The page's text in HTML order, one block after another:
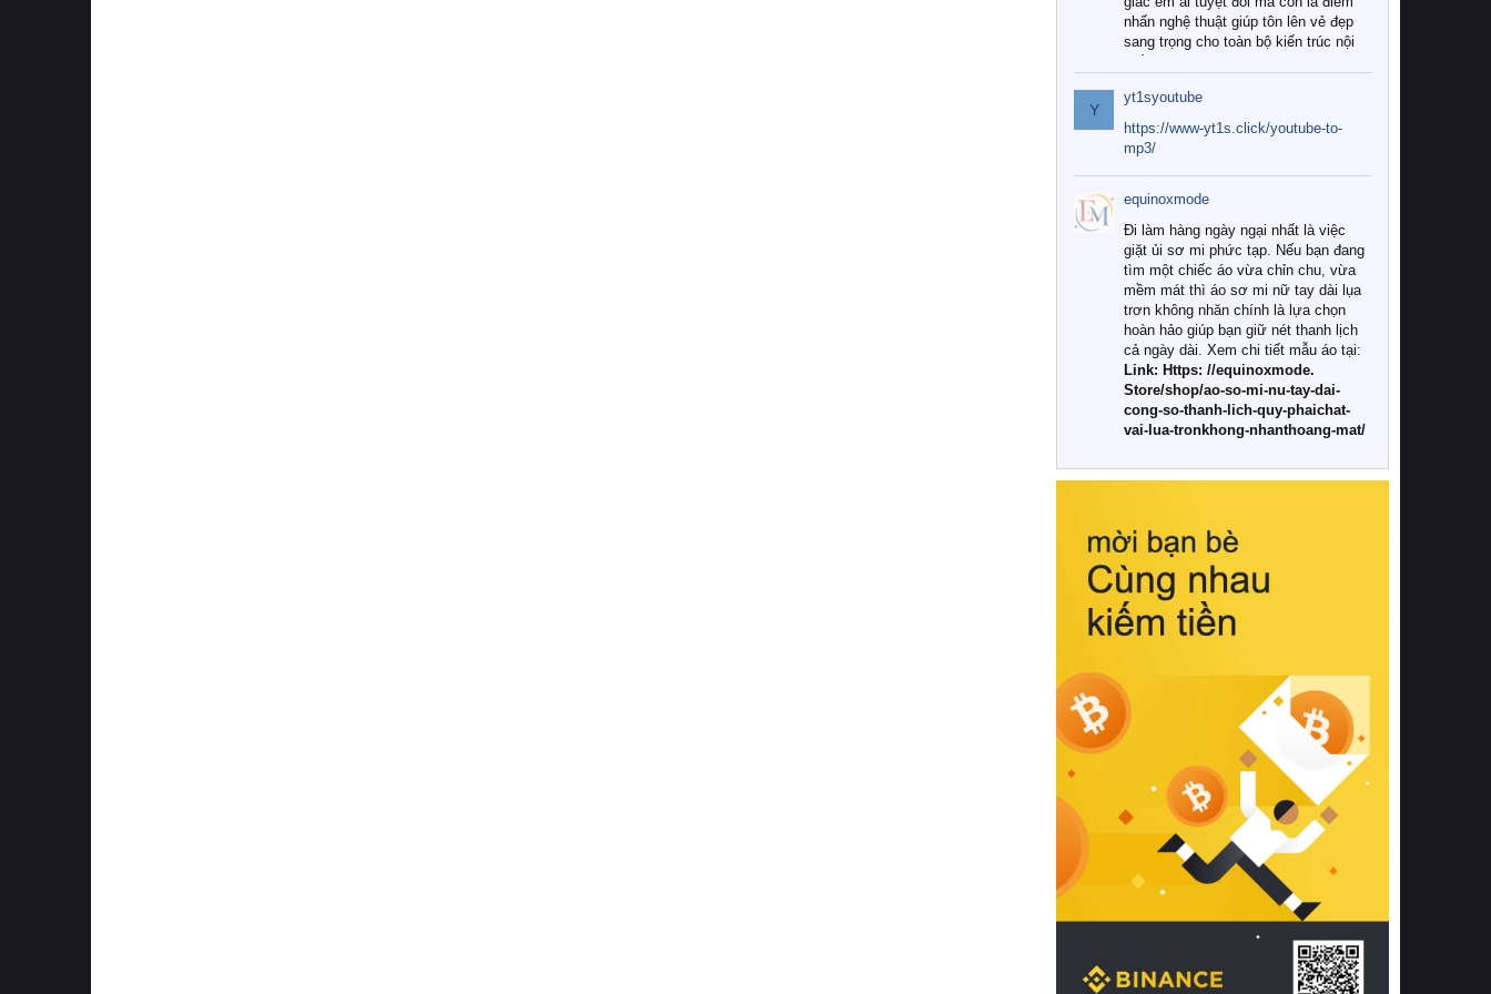
nhấn nghệ thuật giúp tôn lên vẻ đẹp
sang trọng cho toàn bộ kiến trúc nội
Tuy nhiên, giữa thị trường đa dạng
với vô vàn thương hiệu và mẫu mã
như hiện nay, làm thế nào để chọn
được những bộ chăn ga gối đệm cao
cấp thực sự chất lượng, phù hợp với
khí hậu và nhu cầu sử dụng của gia
đình? Hãy cùng chúng tôi đi tìm lời
giải đáp chi tiết qua bài viết dưới đây.
1. Tại sao các gia đình hiện đại lại ưa
chuộng chăn ga gối đệm cao cấp?
Khác với các dòng sản phẩm thông
thường, những bộ chăn ga gối đệm
cao cấp trải qua quy trình sản xuất
nghiêm ngặt từ khâu chọn lọc nguyên
liệu tự nhiên đến công nghệ dệt
nhuộm hiện đại không chứa hóa chất
này, bạn sẽ cảm nhận rõ rệt sự khác
hồi chuẩn xác của phần đệm nâng đỡ
cột sống.
Bên cạnh đó, việc lựa chọn các dòng
sản phẩm đạt chuẩn chất lượng quốc
tế còn giúp ngăn ngừa tình trạng kích
khuẩn và nấm mốc trong điều kiện
thời tiết nóng ẩm. Bạn có thể tìm hiểu
thêm các nghiên cứu khoa học về tác
động của giấc ngủ và môi trường
phòng ngủ đối với sức khỏe con
người tại Sleep Foundation (External
Link) để có cái nhìn toàn diện hơn.
2. Các tiêu chí vàng khi lựa chọn
chăn ga gối đệm cao cấp cho phòng
ngủ
Để sở hữu một bộ chăn ga gối đệm
cao cấp hoàn hảo cả về thẩm mỹ lẫn
công năng, người tiêu dùng cần cân
nhắc kỹ lưỡng các tiêu chí quan trọng
Y
yt1syoutube
https://www-yt1s.click/youtube-to-
mp3/
equinoxmode
Đi làm hàng ngày ngại nhất là việc
giặt ủi sơ mi phức tạp. Nếu bạn đang
tìm một chiếc áo vừa chỉn chu, vừa
mềm mát thì áo sơ mi nữ tay dài lụa
trơn không nhăn chính là lựa chọn
hoàn hảo giúp bạn giữ nét thanh lịch
cả ngày dài. Xem chi tiết mẫu áo tại:
Link: Https: //equinoxmode.
Store/shop/ao-so-mi-nu-tay-dai-
cong-so-thanh-lich-quy-phaichat-
vai-lua-tronkhong-nhanthoang-mat/